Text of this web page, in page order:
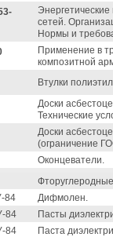
сетей.
Нормы и
Применение в
композитной
Втулки
Доски
Технические
Доски
(ограничение
Оконцеватели.
84
Дифмолен.
84
Пасты
84
Паста